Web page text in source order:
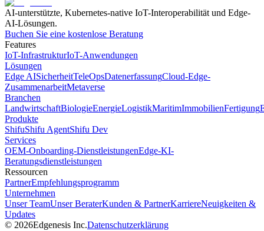
AI-unterstützte, Kubernetes-native IoT-Interoperabilität und Edge-
AI-Lösungen.
Buchen Sie eine kostenlose Beratung
Features
IoT-InfrastrukturIoT-Anwendungen
Lösungen
Edge AISicherheitTeleOpsDatenerfassungCloud-Edge-
ZusammenarbeitMetaverse
Branchen
LandwirtschaftBiologieEnergieLogistikMaritimImmobilienFertigung
Produkte
ShifuShifu AgentShifu Dev
Services
OEM-Onboarding-DienstleistungenEdge-KI-
Beratungsdienstleistungen
Ressourcen
PartnerEmpfehlungsprogramm
Unternehmen
Unser TeamUnser BeraterKunden & PartnerKarriereNeuigkeiten &
Updates
© 2026Edgenesis Inc.Datenschutzerklärung